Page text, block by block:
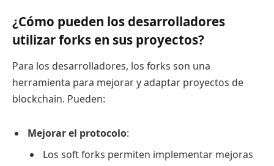
¿Cómo pueden los desarrolladores
utilizar forks en sus proyectos?
Para los desarrolladores, los forks son una
herramienta para mejorar y adaptar proyectos de
blockchain. Pueden:
Mejorar el protocolo:
Los soft forks permiten implementar mejoras